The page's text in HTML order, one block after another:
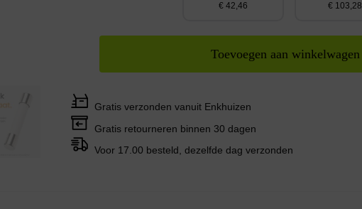
€ 42,46 € 103,28
Toevoegen aan winkelwagen
Gratis verzonden vanuit Enkhuizen
Gratis retourneren binnen 30 dagen
Voor 17.00 besteld, dezelfde dag verzonden